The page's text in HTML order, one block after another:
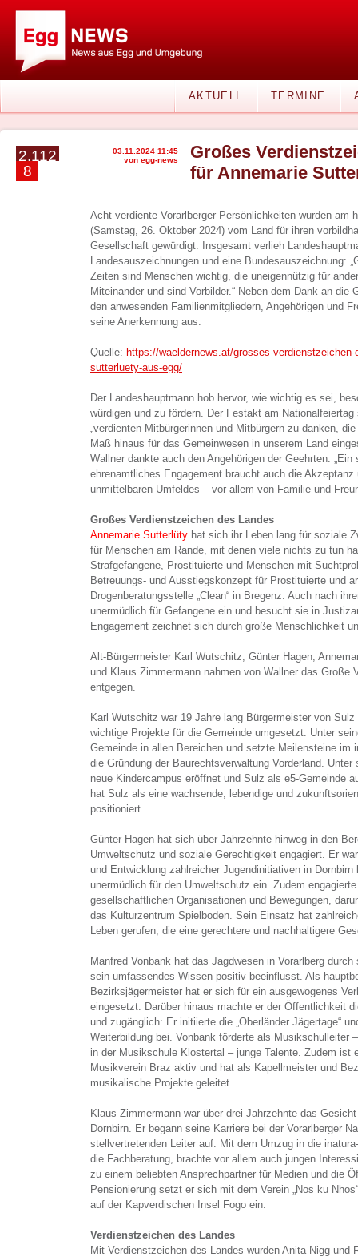
AKTUELL TERMINE
2.112
8
03.11.2024 11:45
von egg-news
Großes
für Annemarie
Acht verdiente Vorarlberger Persönlichkeiten wurden am
(Samstag, 26. Oktober 2024) vom Land für ihren
Gesellschaft gewürdigt. Insgesamt verlieh
Landesauszeichnungen und eine Bundesauszeichnung:
Zeiten sind Menschen wichtig, die uneigennützig für
Miteinander und sind Vorbilder.“ Neben dem Dank an die
den anwesenden Familienmitgliedern, Angehörigen und
seine Anerkennung aus.
Quelle: https://waeldernews.at/grosses-
sutterluety-aus-egg/
Der Landeshauptmann hob hervor, wie wichtig es sei,
würdigen und zu fördern. Der Festakt am
„verdienten Mitbürgerinnen und Mitbürgern zu danken,
Maß hinaus für das Gemeinwesen in unserem Land
Wallner dankte auch den Angehörigen der Geehrten:
ehrenamtliches Engagement braucht auch die
unmittelbaren Umfeldes – vor allem von Familie und
Großes Verdienstzeichen des Landes
Annemarie Sutterlüty hat sich ihr Leben lang für soziale
für Menschen am Rande, mit denen viele nichts zu tun
Strafgefangene, Prostituierte und Menschen mit
Betreuungs- und Ausstiegskonzept für Prostituierte und
Drogenberatungsstelle „Clean“ in Bregenz. Auch nach
unermüdlich für Gefangene ein und besucht sie in
Engagement zeichnet sich durch große Menschlichkeit
Alt-Bürgermeister Karl Wutschitz, Günter Hagen,
und Klaus Zimmermann nahmen von Wallner das Große
entgegen.
Karl Wutschitz war 19 Jahre lang Bürgermeister von
wichtige Projekte für die Gemeinde umgesetzt. Unter
Gemeinde in allen Bereichen und setzte Meilensteine im
die Gründung der Baurechtsverwaltung Vorderland. Unter
neue Kindercampus eröffnet und Sulz als e5-Gemeinde
hat Sulz als eine wachsende, lebendige und
positioniert.
Günter Hagen hat sich über Jahrzehnte hinweg in den
Umweltschutz und soziale Gerechtigkeit engagiert. Er
und Entwicklung zahlreicher Jugendinitiativen in
unermüdlich für den Umweltschutz ein. Zudem
gesellschaftlichen Organisationen und Bewegungen,
das Kulturzentrum Spielboden. Sein Einsatz hat
Leben gerufen, die eine gerechtere und nachhaltigere
Manfred Vonbank hat das Jagdwesen in Vorarlberg
sein umfassendes Wissen positiv beeinflusst. Als
Bezirksjägermeister hat er sich für ein ausgewogenes
eingesetzt. Darüber hinaus machte er der Öffentlichkeit
und zugänglich: Er initiierte die „Oberländer Jägertage“
Weiterbildung bei. Vonbank förderte als Musikschulleiter
in der Musikschule Klostertal – junge Talente. Zudem ist
Musikverein Braz aktiv und hat als Kapellmeister und
musikalische Projekte geleitet.
Klaus Zimmermann war über drei Jahrzehnte das
Dornbirn. Er begann seine Karriere bei der Vorarlberger
stellvertretenden Leiter auf. Mit dem Umzug in die
die Fachberatung, brachte vor allem auch jungen
zu einem beliebten Ansprechpartner für Medien und die
Pensionierung setzt er sich mit dem Verein „Nos ku
auf der Kapverdischen Insel Fogo ein.
Verdienstzeichen des Landes
Mit Verdienstzeichen des Landes wurden Anita Nigg und